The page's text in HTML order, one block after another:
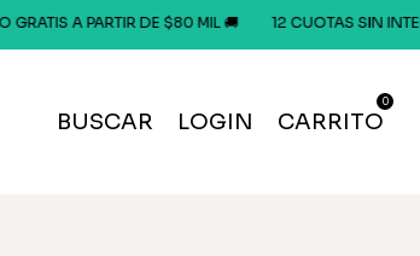
DE $80 MIL 🚚 12 CUOTAS SIN INTERÉS o 20%
GORRAS & OUTFIT
BUSCAR LOGIN CARRITO
0